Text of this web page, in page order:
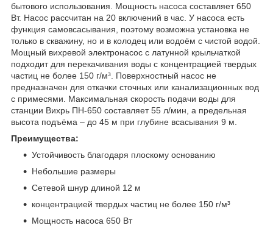
бытового использования. Мощность насоса составляет 650
Вт. Насос рассчитан на 20 включений в час. У насоса есть
функция самовсасывания, поэтому возможна установка не
только в скважину, но и в колодец или водоём с чистой водой.
Мощный вихревой электронасос с латунной крыльчаткой
подходит для перекачивания воды с концентрацией твердых
частиц не более 150 г/м³. Поверхностный насос не
предназначен для откачки сточных или канализационных вод
с примесями. Максимальная скорость подачи воды для
станции Вихрь ПН-650 составляет 55 л/мин, а предельная
высота подъёма – до 45 м при глубине всасывания 9 м.
Преимущества:
Устойчивость благодаря плоскому основанию
Небольшие размеры
Сетевой шнур длиной 12 м
концентрацией твердых частиц не более 150 г/м³
Мощность насоса 650 Вт